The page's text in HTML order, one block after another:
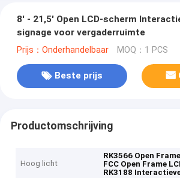
8' - 21,5' Open LCD-scherm
signage voor vergaderruimte
Prijs：Onderhandelbaar MOQ：1 PCS
Beste prijs
Productomschrijving
Hoog licht
RK3566 Open
FCC Open Frame
RK3188